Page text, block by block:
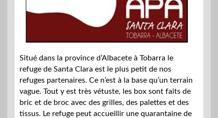
Situé dans la province d’Albacete à Tobarra le
refuge de Santa Clara est le plus petit de nos
refuges partenaires. Ce n’est à la base qu’un terrain
vague. Tout y est très vétuste, les box sont faits de
bric et de broc avec des grilles, des palettes et des
tissus. Le refuge peut accueillir une quarantaine de